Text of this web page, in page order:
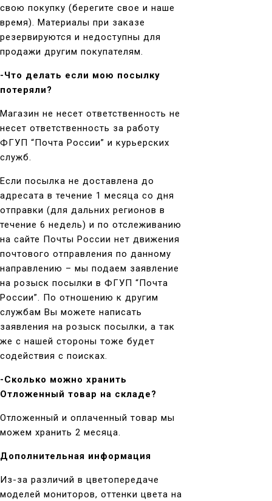
свою покупку (берегите свое и наше
время). Материалы при заказе
резервируются и недоступны для
продажи другим покупателям.
-Что делать если мою посылку
потеряли?
Магазин не несет ответственность не
несет ответственность за работу
ФГУП “Почта России” и курьерских
служб.
Если посылка не доставлена до
адресата в течение 1 месяца со дня
отправки (для дальних регионов в
течение 6 недель) и по отслеживанию
на сайте Почты России нет движения
почтового отправления по данному
направлению – мы подаем заявление
на розыск посылки в ФГУП “Почта
России”. По отношению к другим
службам Вы можете написать
заявления на розыск посылки, а так
же с нашей стороны тоже будет
содействия с поисках.
-Сколько можно хранить
Отложенный товар на складе?
Отложенный и оплаченный товар мы
можем хранить 2 месяца.
Дополнительная информация
Из-за различий в цветопередаче
моделей мониторов, оттенки цвета на